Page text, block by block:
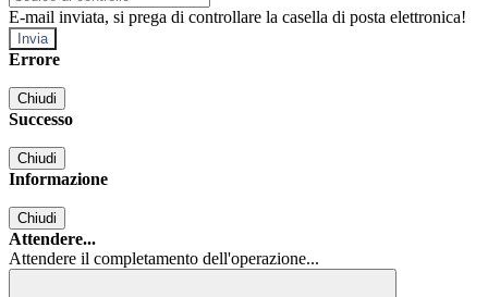
E-mail inviata, si prega di controllare la casella di posta elettronica!
Errore
Chiudi
Successo
Chiudi
Informazione
Chiudi
Attendere...
Attendere il completamento dell'operazione...